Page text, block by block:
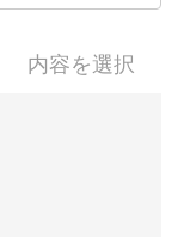
内容を選択